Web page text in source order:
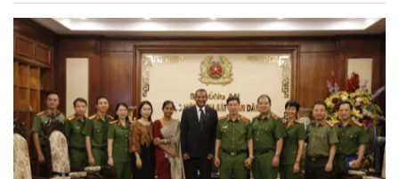
XIV của Đảng về chủ nghĩa xã hội và con đường đi lên chủ
nghĩa xã hội ở Việt Nam”.